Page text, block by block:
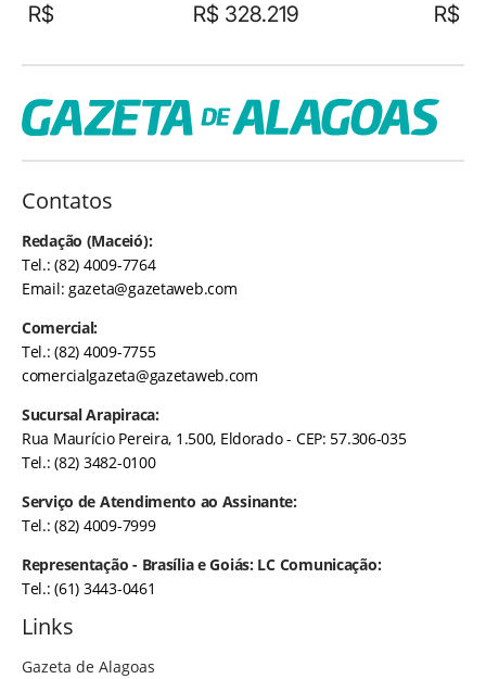
R$ R$ 328.219 R$
Contatos
Redação (Maceió):
Tel.: (82) 4009-7764
Email:gazeta@gazetaweb.com
Comercial:
Tel.: (82) 4009-7755
comercialgazeta@gazetaweb.com
Sucursal Arapiraca:
Rua Maurício Pereira, 1.500, Eldorado - CEP: 57.306-035
Tel.: (82) 3482-0100
Serviço de Atendimento ao Assinante:
Tel.: (82) 4009-7999
Representação - Brasília e Goiás: LC Comunicação:
Tel.: (61) 3443-0461
Links
Gazeta de Alagoas